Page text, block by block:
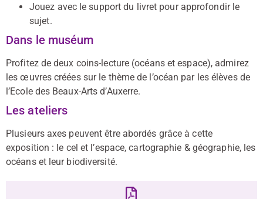
Jouez avec le support du livret pour approfondir le
sujet.
Dans le muséum
Profitez de deux coins-lecture (océans et espace), admirez
les œuvres créées sur le thème de l’océan par les élèves de
l’Ecole des Beaux-Arts d’Auxerre.
Les ateliers
Plusieurs axes peuvent être abordés grâce à cette
exposition : le cel et l’espace, cartographie & géographie, les
océans et leur biodiversité.